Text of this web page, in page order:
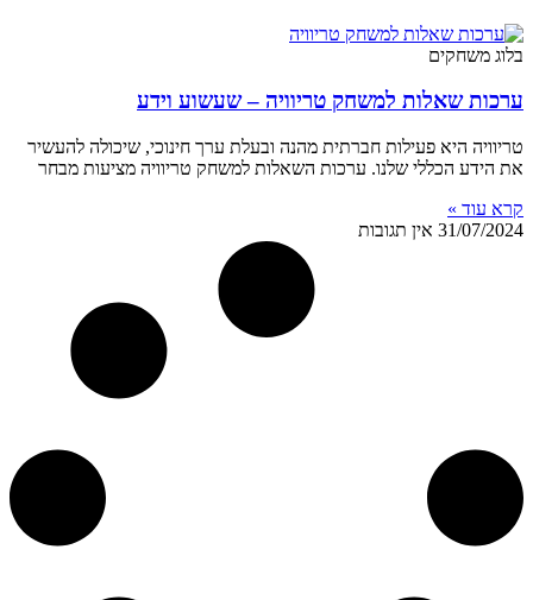
בלוג משחקים
ערכות שאלות למשחק טריוויה – שעשוע וידע
טריוויה היא פעילות חברתית מהנה ובעלת ערך חינוכי, שיכולה להעשיר
את הידע הכללי שלנו. ערכות השאלות למשחק טריוויה מציעות מבחר
קרא עוד »
31/07/2024 אין תגובות